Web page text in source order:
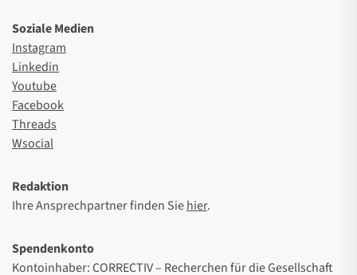
Soziale Medien
Instagram
Linkedin
Youtube
Facebook
Threads
Wsocial
Redaktion
Ihre Ansprechpartner finden Siehier.
Spendenkonto
Kontoinhaber: CORRECTIV – Recherchen für die Gesellschaft